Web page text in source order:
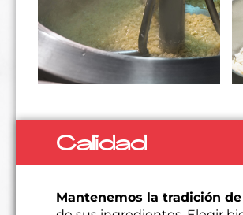
Calidad
Mantenemos la tradición